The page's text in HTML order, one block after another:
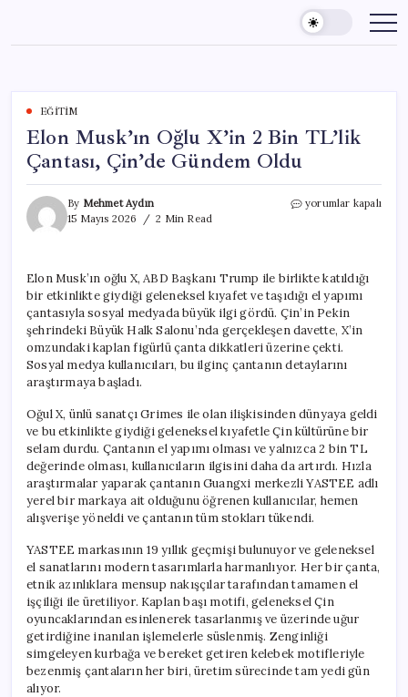
content
EĞITIM
Elon Musk’ın Oğlu X’in 2 Bin TL’lik
Çantası, Çin’de Gündem Oldu
By Mehmet Aydın
15 Mayıs 2026
2 Min Read
Elon
Bin
TL’lik
Çantası,
Çin’de
Gündem
Oldu
için
yorumlar kapalı
Elon Musk’ın oğlu X, ABD Başkanı Trump ile birlikte katıldığı
bir etkinlikte giydiği geleneksel kıyafet ve taşıdığı el yapımı
çantasıyla sosyal medyada büyük ilgi gördü. Çin’in Pekin
şehrindeki Büyük Halk Salonu’nda gerçekleşen davette, X’in
omzundaki kaplan figürlü çanta dikkatleri üzerine çekti.
Sosyal medya kullanıcıları, bu ilginç çantanın detaylarını
araştırmaya başladı.
Oğul X, ünlü sanatçı Grimes ile olan ilişkisinden dünyaya geldi
ve bu etkinlikte giydiği geleneksel kıyafetle Çin kültürüne bir
selam durdu. Çantanın el yapımı olması ve yalnızca 2 bin TL
değerinde olması, kullanıcıların ilgisini daha da artırdı. Hızla
araştırmalar yaparak çantanın Guangxi merkezli YASTEE adlı
yerel bir markaya ait olduğunu öğrenen kullanıcılar, hemen
alışverişe yöneldi ve çantanın tüm stokları tükendi.
YASTEE markasının 19 yıllık geçmişi bulunuyor ve geleneksel
el sanatlarını modern tasarımlarla harmanlıyor. Her bir çanta,
etnik azınlıklara mensup nakışçılar tarafından tamamen el
işçiliği ile üretiliyor. Kaplan başı motifi, geleneksel Çin
oyuncaklarından esinlenerek tasarlanmış ve üzerinde uğur
getirdiğine inanılan işlemelerle süslenmiş. Zenginliği
simgeleyen kurbağa ve bereket getiren kelebek motifleriyle
bezenmiş çantaların her biri, üretim sürecinde tam yedi gün
alıyor.